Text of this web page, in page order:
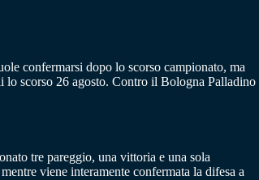
confermarsi dopo lo scorso campionato, ma
lo scorso 26 agosto. Contro il Bologna Palladino
tre pareggio, una vittoria e una sola
viene interamente confermata la difesa a